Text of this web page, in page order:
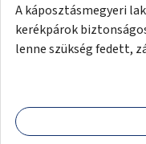
A káposztásmegyeri
kerékpárok
lenne szükség fedett,